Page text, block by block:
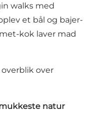
walks med
et bål og bajer-
kok laver mad
over
natur